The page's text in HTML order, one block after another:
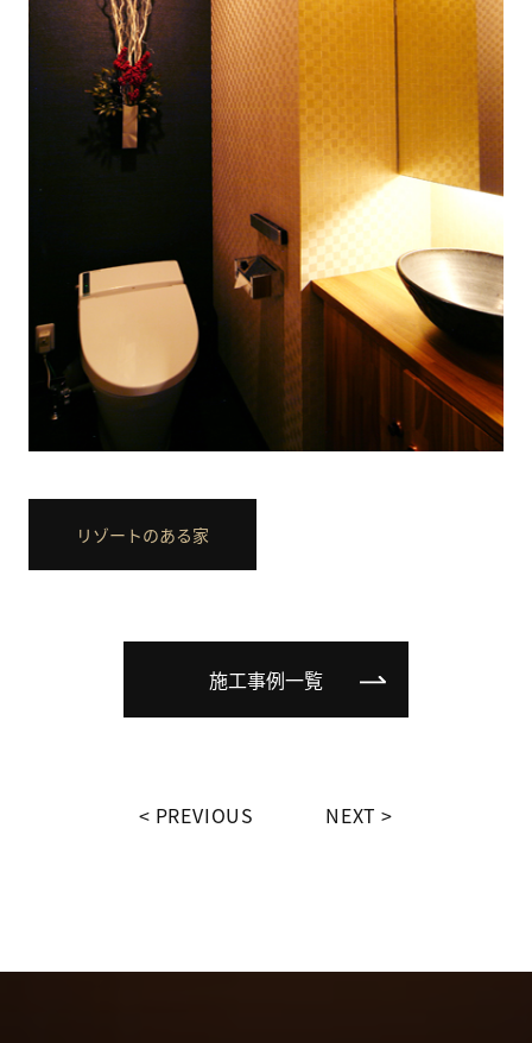
リゾートのある家
施工事例一覧
PREVIOUS NEXT